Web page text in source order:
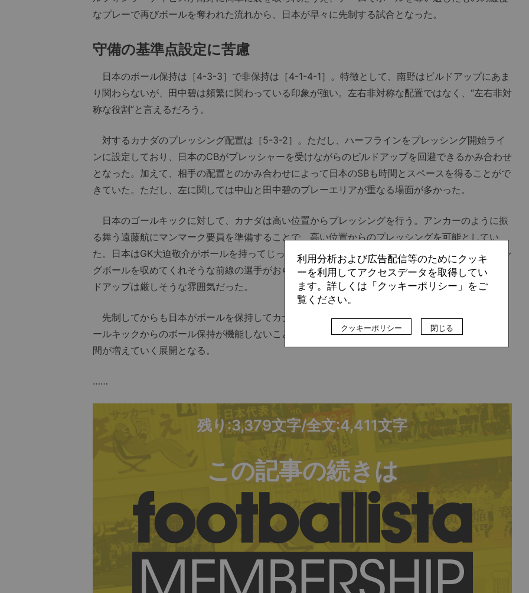
なプレーで再びボールを奪われた流れから、日本が早々に先制する試合となった。
守備の基準点設定に苦慮
日本のボール保持は［4-3-3］で非保持は［4-1-4-1］。特徴として、南野はビルドアップにあま
り関わらないが、田中碧は頻繁に関わっている印象が強い。左右非対称な配置ではなく、“左右非対
称な役割”と言えるだろう。
対するカナダのプレッシング配置は［5-3-2］。ただし、ハーフラインをプレッシング開始ライ
ンに設定しており、日本のCBがプレッシャーを受けながらのビルドアップを回避できるかみ合わせ
となった。加えて、相手の配置とのかみ合わせによって日本のSBも時間とスペースを得ることがで
きていた。ただし、左に関しては中山と田中碧のプレーエリアが重なる場面が多かった。
日本のゴールキックに対して、カナダは高い位置からプレッシングを行う。アンカーのように振
る舞う遠藤航にマンマーク要員を準備することで、高い位置からのプレッシングを可能としてい
た。日本はGK大迫敬介がボールを持ってじっとしたり、サイドからの展開を狙ったりするが、ロン
グボールを収めてくれそうな前線の選手がおらず、空白エリアを利用したゴールキックからのビル
ドアップは厳しそうな雰囲気だった。
先制してからも日本がボールを保持してカナダのゴールに迫る展開が続いていったが、日本のゴ
ールキックからのボール保持が機能しないこともあって、だんだんとカナダのボールを保持する時
間が増えていく展開となる。
……
残り:3,379文字/全文:4,411文字
この記事の続きは
利用分析および広告配信等のためにクッキ
ーを利用してアクセスデータを取得してい
ます。詳しくは「クッキーポリシー」をご
覧ください。
クッキーポリシー 閉じる